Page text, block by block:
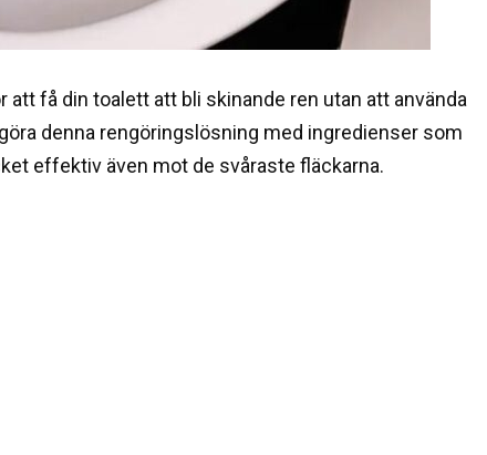
att få din toalett att bli skinande ren utan att använda
denna rengöringslösning med ingredienser som
effektiv även mot de svåraste fläckarna.